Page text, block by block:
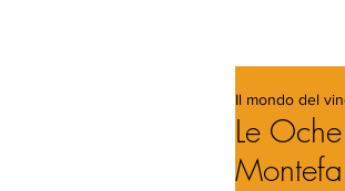
Le
Il mondo del